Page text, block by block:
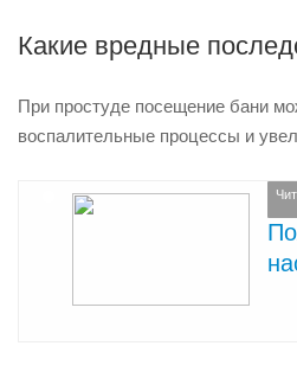
Какие вредные
При простуде посещение бани
воспалительные процессы и